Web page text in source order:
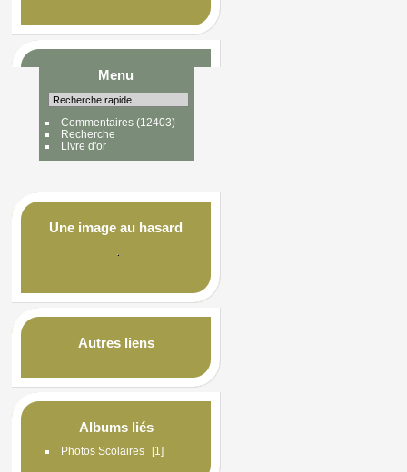
Menu
Commentaires(12403)
Recherche
Livre d'or
Une image au hasard
Autres liens
Albums liés
Photos Scolaires 1